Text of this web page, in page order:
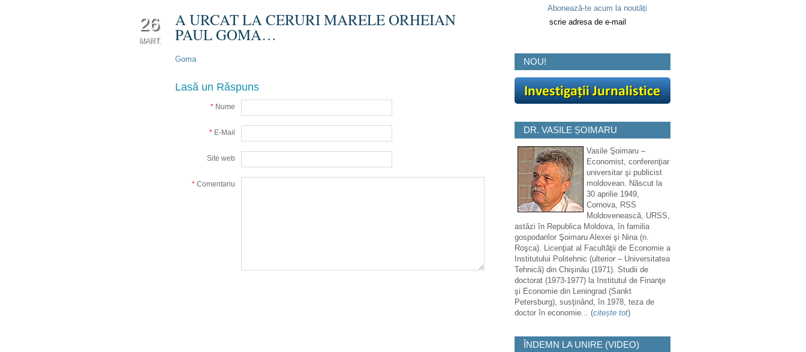
26
MART.
A URCAT LA CERURI MARELE ORHEIAN
PAUL GOMA…
Goma
Lasă un Răspuns
* Nume
* E-Mail
Site web
* Comentariu
Abonează-te acum la noutăți
NOU!
DR. VASILE ȘOIMARU
Vasile Şoimaru –
Economist, conferenţiar
universitar şi publicist
moldovean. Născut la
30 aprilie 1949,
Cornova, RSS
Moldovenească, URSS,
astăzi în Republica Moldova, în familia
gospodarilor Şoimaru Alexei şi Nina (n.
Roşca). Licenţiat al Facultăţii de Economie a
Institutului Politehnic (ulterior – Universitatea
Tehnică) din Chişinău (1971). Studii de
doctorat (1973-1977) la Institutul de Finanţe
şi Economie din Leningrad (Sankt
Petersburg), susţinând, în 1978, teza de
doctor în economie... (citește tot)
ÎNDEMN LA UNIRE (VIDEO)